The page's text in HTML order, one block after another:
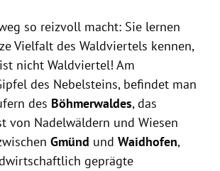
so reizvoll macht: Sie lernen
Vielfalt des Waldviertels kennen,
nicht Waldviertel! Am
des Nebelsteins, befindet man
des Böhmerwaldes, das
von Nadelwäldern und Wiesen
Gmünd und Waidhofen,
geprägte